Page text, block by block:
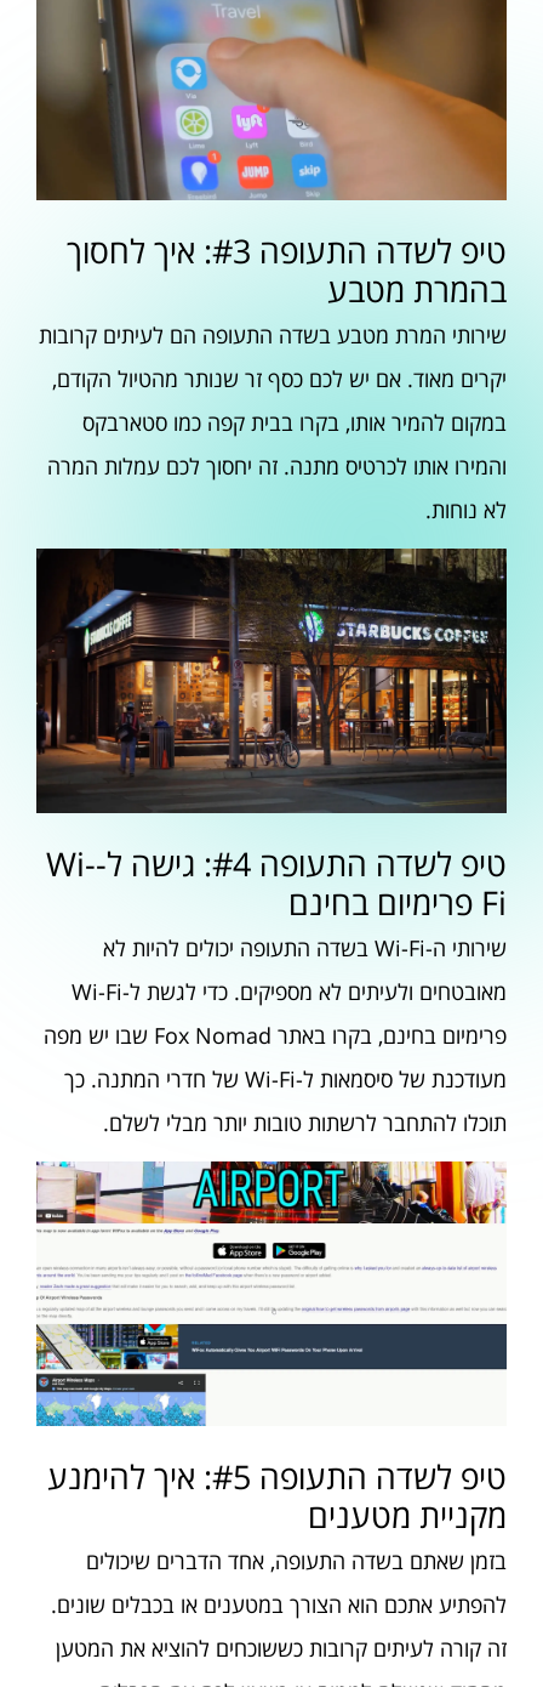
טיפ לשדה התעופה #3: איך לחסוך
בהמרת מטבע
שירותי המרת מטבע בשדה התעופה הם לעיתים קרובות
יקרים מאוד. אם יש לכם כסף זר שנותר מהטיול הקודם,
במקום להמיר אותו, בקרו בבית קפה כמו סטארבקס
והמירו אותו לכרטיס מתנה. זה יחסוך לכם עמלות המרה
לא נוחות.
טיפ לשדה התעופה #4: גישה ל-Wi-
Fi פרימיום בחינם
שירותי ה-Wi-Fi בשדה התעופה יכולים להיות לא
מאובטחים ולעיתים לא מספיקים. כדי לגשת ל-Wi-Fi
פרימיום בחינם, בקרו באתר Fox Nomad שבו יש מפה
מעודכנת של סיסמאות ל-Wi-Fi של חדרי המתנה. כך
תוכלו להתחבר לרשתות טובות יותר מבלי לשלם.
טיפ לשדה התעופה #5: איך להימנע
מקניית מטענים
בזמן שאתם בשדה התעופה, אחד הדברים שיכולים
להפתיע אתכם הוא הצורך במטענים או בכבלים שונים.
זה קורה לעיתים קרובות כששוכחים להוציא את המטען